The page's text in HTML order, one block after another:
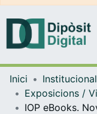
Inici Institucional